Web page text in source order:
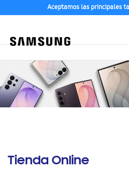
Aceptamos las principales
Tienda Online